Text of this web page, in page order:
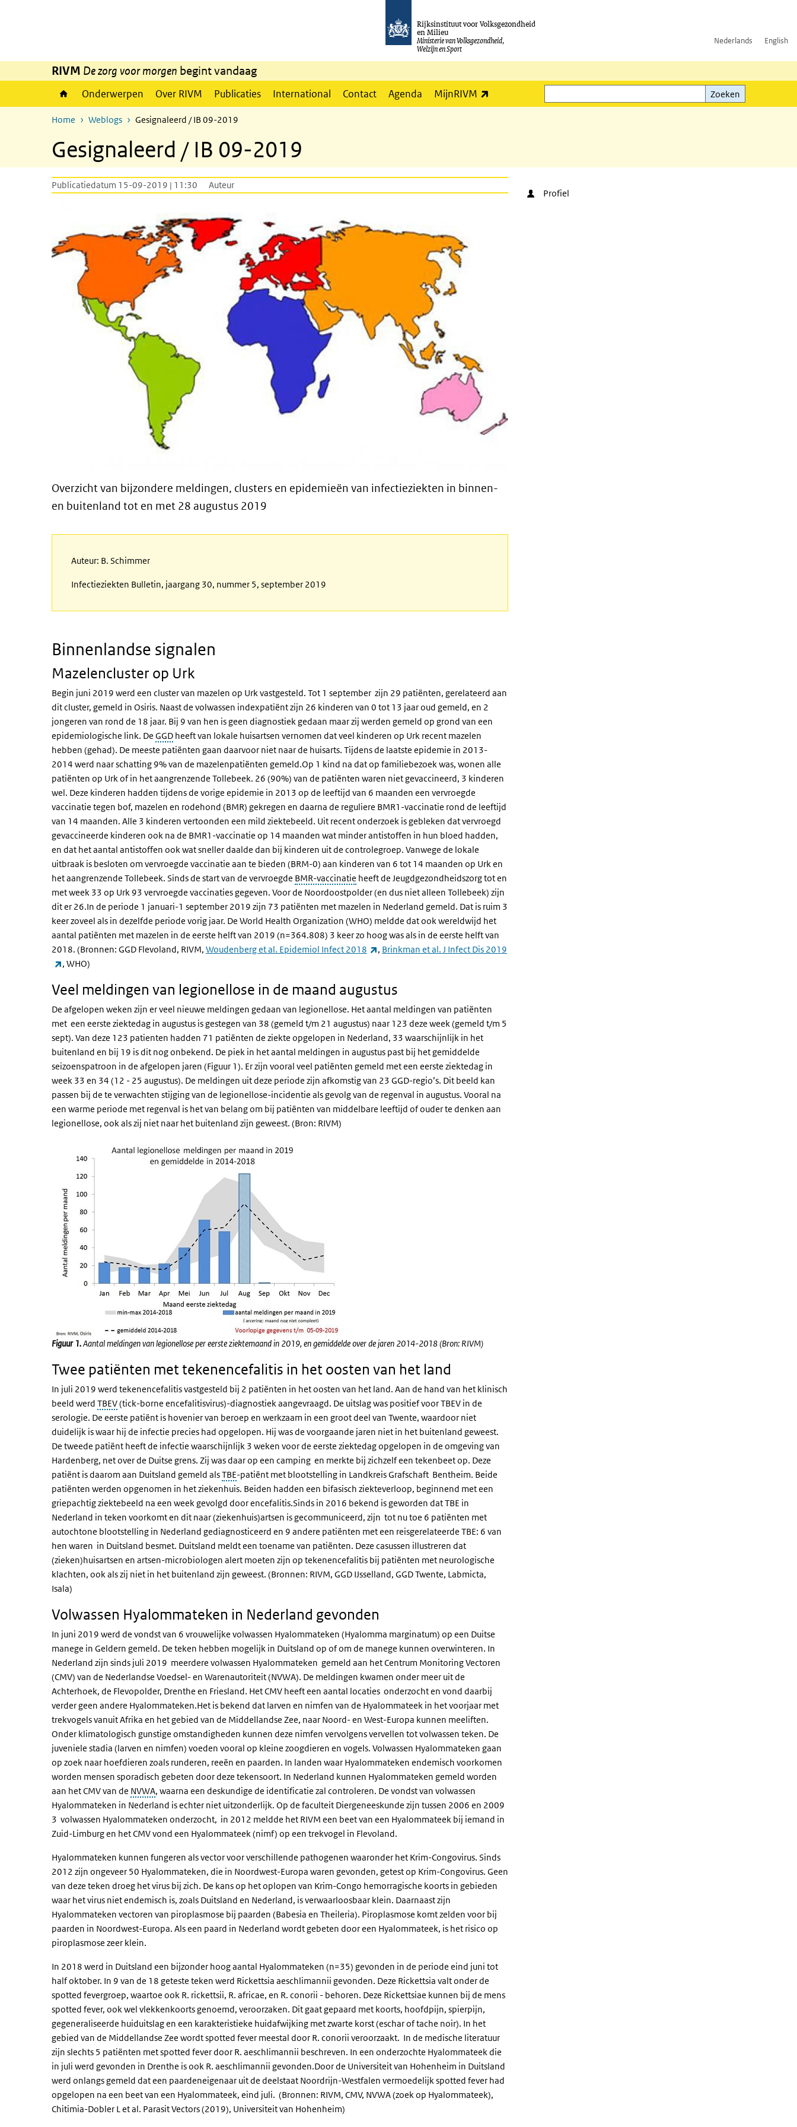
Rijksinstituut voor Volksgezondheid
en Milieu
Ministerie van Volksgezondheid,
Welzijn en Sport
Nederlands English
RIVM De zorg voor morgen begint vandaag
Onderwerpen Over RIVM Publicaties International Contact Agenda MijnRIVM
Zoeken
Zoeken
Home Weblogs Gesignaleerd / IB 09-2019
Gesignaleerd / IB 09-2019
Publicatiedatum 15-09-2019 | 11:30 Auteur
Overzicht van bijzondere meldingen, clusters en epidemieën van infectieziekten in binnen-
en buitenland tot en met 28 augustus 2019
Auteur: B. Schimmer
Infectieziekten Bulletin, jaargang 30, nummer 5, september 2019
Binnenlandse signalen
Mazelencluster op Urk
Begin juni 2019 werd een cluster van mazelen op Urk vastgesteld. Tot 1 september zijn 29 patiënten, gerelateerd aan
dit cluster, gemeld in Osiris. Naast de volwassen indexpatiënt zijn 26 kinderen van 0 tot 13 jaar oud gemeld, en 2
jongeren van rond de 18 jaar. Bij 9 van hen is geen diagnostiek gedaan maar zij werden gemeld op grond van een
epidemiologische link. De GGD heeft van lokale huisartsen vernomen dat veel kinderen op Urk recent mazelen
hebben (gehad). De meeste patiënten gaan daarvoor niet naar de huisarts. Tijdens de laatste epidemie in 2013-
2014 werd naar schatting 9% van de mazelenpatiënten gemeld.Op 1 kind na dat op familiebezoek was, wonen alle
patiënten op Urk of in het aangrenzende Tollebeek. 26 (90%) van de patiënten waren niet gevaccineerd, 3 kinderen
wel. Deze kinderen hadden tijdens de vorige epidemie in 2013 op de leeftijd van 6 maanden een vervroegde
vaccinatie tegen bof, mazelen en rodehond (BMR) gekregen en daarna de reguliere BMR1-vaccinatie rond de leeftijd
van 14 maanden. Alle 3 kinderen vertoonden een mild ziektebeeld. Uit recent onderzoek is gebleken dat vervroegd
gevaccineerde kinderen ook na de BMR1-vaccinatie op 14 maanden wat minder antistoffen in hun bloed hadden,
en dat het aantal antistoffen ook wat sneller daalde dan bij kinderen uit de controlegroep. Vanwege de lokale
uitbraak is besloten om vervroegde vaccinatie aan te bieden (BRM-0) aan kinderen van 6 tot 14 maanden op Urk en
het aangrenzende Tollebeek. Sinds de start van de vervroegde BMR-vaccinatie heeft de Jeugdgezondheidszorg tot en
met week 33 op Urk 93 vervroegde vaccinaties gegeven. Voor de Noordoostpolder (en dus niet alleen Tollebeek) zijn
dit er 26.In de periode 1 januari-1 september 2019 zijn 73 patiënten met mazelen in Nederland gemeld. Dat is ruim 3
keer zoveel als in dezelfde periode vorig jaar. De World Health Organization (WHO) meldde dat ook wereldwijd het
aantal patiënten met mazelen in de eerste helft van 2019 (n=364.808) 3 keer zo hoog was als in de eerste helft van
2018. (Bronnen: GGD Flevoland, RIVM, Woudenberg et al. Epidemiol Infect 2018 (externe link)
, Brinkman et al. J Infect Dis 2019
(externe link)
, WHO)
Veel meldingen van legionellose in de maand augustus
De afgelopen weken zijn er veel nieuwe meldingen gedaan van legionellose. Het aantal meldingen van patiënten
met een eerste ziektedag in augustus is gestegen van 38 (gemeld t/m 21 augustus) naar 123 deze week (gemeld t/m 5
sept). Van deze 123 patienten hadden 71 patiënten de ziekte opgelopen in Nederland, 33 waarschijnlijk in het
buitenland en bij 19 is dit nog onbekend. De piek in het aantal meldingen in augustus past bij het gemiddelde
seizoenspatroon in de afgelopen jaren (Figuur 1). Er zijn vooral veel patiënten gemeld met een eerste ziektedag in
week 33 en 34 (12 - 25 augustus). De meldingen uit deze periode zijn afkomstig van 23 GGD-regio’s. Dit beeld kan
passen bij de te verwachten stijging van de legionellose-incidentie als gevolg van de regenval in augustus. Vooral na
een warme periode met regenval is het van belang om bij patiënten van middelbare leeftijd of ouder te denken aan
legionellose, ook als zij niet naar het buitenland zijn geweest. (Bron: RIVM)
Figuur 1.Aantal meldingen van legionellose per eerste ziektemaand in 2019, en gemiddelde over de jaren 2014-2018 (Bron: RIVM)
Twee patiënten met tekenencefalitis in het oosten van het land
In juli 2019 werd tekenencefalitis vastgesteld bij 2 patiënten in het oosten van het land. Aan de hand van het klinisch
beeld werd TBEV(tick-borne encefalitisvirus)-diagnostiek aangevraagd. De uitslag was positief voor TBEV in de
serologie. De eerste patiënt is hovenier van beroep en werkzaam in een groot deel van Twente, waardoor niet
duidelijk is waar hij de infectie precies had opgelopen. Hij was de voorgaande jaren niet in het buitenland geweest.
De tweede patiënt heeft de infectie waarschijnlijk 3 weken voor de eerste ziektedag opgelopen in de omgeving van
Hardenberg, net over de Duitse grens. Zij was daar op een camping en merkte bij zichzelf een tekenbeet op. Deze
patiënt is daarom aan Duitsland gemeld alsTBE-patiënt met blootstelling in Landkreis Grafschaft Bentheim. Beide
patiënten werden opgenomen in het ziekenhuis. Beiden hadden een bifasisch ziekteverloop, beginnend met een
griepachtig ziektebeeld na een week gevolgd door encefalitis.Sinds in 2016 bekend is geworden dat TBE in
Nederland in teken voorkomt en dit naar (ziekenhuis)artsen is gecommuniceerd, zijn tot nu toe 6 patiënten met
autochtone blootstelling in Nederland gediagnosticeerd en 9 andere patiënten met een reisgerelateerde TBE: 6 van
hen waren in Duitsland besmet. Duitsland meldt een toename van patiënten. Deze casussen illustreren dat
(zieken)huisartsen en artsen-microbiologen alert moeten zijn op tekenencefalitis bij patiënten met neurologische
klachten, ook als zij niet in het buitenland zijn geweest. (Bronnen: RIVM, GGD IJsselland, GGD Twente, Labmicta,
Isala)
Volwassen Hyalommateken in Nederland gevonden
In juni 2019 werd de vondst van 6 vrouwelijke volwassen Hyalommateken (Hyalomma marginatum) op een Duitse
manege in Geldern gemeld. De teken hebben mogelijk in Duitsland op of om de manege kunnen overwinteren. In
Nederland zijn sinds juli 2019 meerdere volwassen Hyalommateken gemeld aan het Centrum Monitoring Vectoren
(CMV) van de Nederlandse Voedsel- en Warenautoriteit (NVWA). De meldingen kwamen onder meer uit de
Achterhoek, de Flevopolder, Drenthe en Friesland. Het CMV heeft een aantal locaties onderzocht en vond daarbij
verder geen andere Hyalommateken.Het is bekend dat larven en nimfen van de Hyalommateek in het voorjaar met
trekvogels vanuit Afrika en het gebied van de Middellandse Zee, naar Noord- en West-Europa kunnen meeliften.
Onder klimatologisch gunstige omstandigheden kunnen deze nimfen vervolgens vervellen tot volwassen teken. De
juveniele stadia (larven en nimfen) voeden vooral op kleine zoogdieren en vogels. Volwassen Hyalommateken gaan
op zoek naar hoefdieren zoals runderen, reeën en paarden. In landen waar Hyalommateken endemisch voorkomen
worden mensen sporadisch gebeten door deze tekensoort. In Nederland kunnen Hyalommateken gemeld worden
aan het CMV van de NVWA, waarna een deskundige de identificatie zal controleren. De vondst van volwassen
Hyalommateken in Nederland is echter niet uitzonderlijk. Op de faculteit Diergeneeskunde zijn tussen 2006 en 2009
3 volwassen Hyalommateken onderzocht, in 2012 meldde het RIVM een beet van een Hyalommateek bij iemand in
Zuid-Limburg en het CMV vond een Hyalommateek (nimf) op een trekvogel in Flevoland.
Hyalommateken kunnen fungeren als vector voor verschillende pathogenen waaronder het Krim-Congovirus. Sinds
2012 zijn ongeveer 50 Hyalommateken, die in Noordwest-Europa waren gevonden, getest op Krim-Congovirus. Geen
van deze teken droeg het virus bij zich. De kans op het oplopen van Krim-Congo hemorragische koorts in gebieden
waar het virus niet endemisch is, zoals Duitsland en Nederland, is verwaarloosbaar klein. Daarnaast zijn
Hyalommateken vectoren van piroplasmose bij paarden (Babesia en Theileria). Piroplasmose komt zelden voor bij
paarden in Noordwest-Europa. Als een paard in Nederland wordt gebeten door een Hyalommateek, is het risico op
piroplasmose zeer klein.
In 2018 werd in Duitsland een bijzonder hoog aantal Hyalommateken (n=35) gevonden in de periode eind juni tot
half oktober. In 9 van de 18 geteste teken werd Rickettsia aeschlimannii gevonden. Deze Rickettsia valt onder de
spotted fevergroep, waartoe ook R. rickettsii, R. africae, en R. conorii - behoren. Deze Rickettsiae kunnen bij de mens
spotted fever, ook wel vlekkenkoorts genoemd, veroorzaken. Dit gaat gepaard met koorts, hoofdpijn, spierpijn,
gegeneraliseerde huiduitslag en een karakteristieke huidafwijking met zwarte korst (eschar of tache noir). In het
gebied van de Middellandse Zee wordt spotted fever meestal door R. conorii veroorzaakt. In de medische literatuur
zijn slechts 5 patiënten met spotted fever door R. aeschlimannii beschreven. In een onderzochte Hyalommateek die
in juli werd gevonden in Drenthe is ook R. aeschlimannii gevonden.Door de Universiteit van Hohenheim in Duitsland
werd onlangs gemeld dat een paardeneigenaar uit de deelstaat Noordrijn-Westfalen vermoedelijk spotted fever had
opgelopen na een beet van een Hyalommateek, eind juli. (Bronnen: RIVM, CMV, NVWA (zoek op Hyalommateek),
Chitimia-Dobler L et al. Parasit Vectors (2019), Universiteit van Hohenheim)
Profiel